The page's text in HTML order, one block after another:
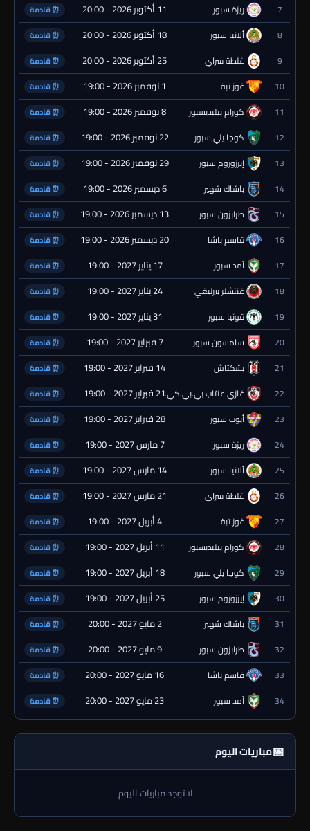
7 ريزة سبور 11 أكتوبر 2026 - 20:00 ⏰ قادمة
8 ألانيا سبور 18 أكتوبر 2026 - 20:00 ⏰ قادمة
9 غلطة سراي 25 أكتوبر 2026 - 20:00 ⏰ قادمة
10 غوز تبة 1 نوفمبر 2026 - 19:00 ⏰ قادمة
11 كورام بيليديسبور 8 نوفمبر 2026 - 19:00 ⏰ قادمة
12 كوجا يلي سبور 22 نوفمبر 2026 - 19:00 ⏰ قادمة
13 إيرزوروم سبور 29 نوفمبر 2026 - 19:00 ⏰ قادمة
14 باشاك شهير 6 ديسمبر 2026 - 19:00 ⏰ قادمة
15 طرابزون سبور 13 ديسمبر 2026 - 19:00 ⏰ قادمة
16 قاسم باشا 20 ديسمبر 2026 - 19:00 ⏰ قادمة
17 آمد سبور 17 يناير 2027 - 19:00 ⏰ قادمة
18 غنتشلر بيرليغي 24 يناير 2027 - 19:00 ⏰ قادمة
19 قونيا سبور 31 يناير 2027 - 19:00 ⏰ قادمة
20 سامسون سبور 7 فبراير 2027 - 19:00 ⏰ قادمة
21 بشكتاش 14 فبراير 2027 - 19:00 ⏰ قادمة
22 غازي عنتاب بي.بي.كي.21 فبراير 2027 - 19:00 ⏰ قادمة
23 أيوب سبور 28 فبراير 2027 - 19:00 ⏰ قادمة
24 ريزة سبور 7 مارس 2027 - 19:00 ⏰ قادمة
25 ألانيا سبور 14 مارس 2027 - 19:00 ⏰ قادمة
26 غلطة سراي 21 مارس 2027 - 19:00 ⏰ قادمة
27 غوز تبة 4 أبريل 2027 - 19:00 ⏰ قادمة
28 كورام بيليديسبور 11 أبريل 2027 - 19:00 ⏰ قادمة
29 كوجا يلي سبور 18 أبريل 2027 - 19:00 ⏰ قادمة
30 إيرزوروم سبور 25 أبريل 2027 - 19:00 ⏰ قادمة
31 باشاك شهير 2 مايو 2027 - 20:00 ⏰ قادمة
32 طرابزون سبور 9 مايو 2027 - 20:00 ⏰ قادمة
33 قاسم باشا 16 مايو 2027 - 20:00 ⏰ قادمة
34 آمد سبور 23 مايو 2027 - 20:00 ⏰ قادمة
📅مباريات اليوم
لا توجد مباريات اليوم